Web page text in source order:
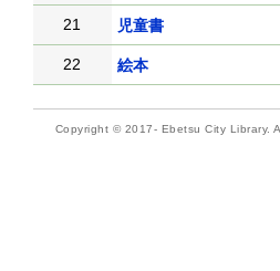
21 児童書
22 絵本
Copyright © 2017- Ebetsu City Library.